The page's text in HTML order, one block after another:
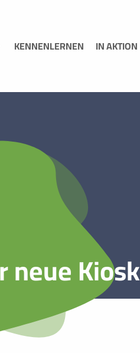
KENNENLERNEN IN AKTION
neue Kiosk